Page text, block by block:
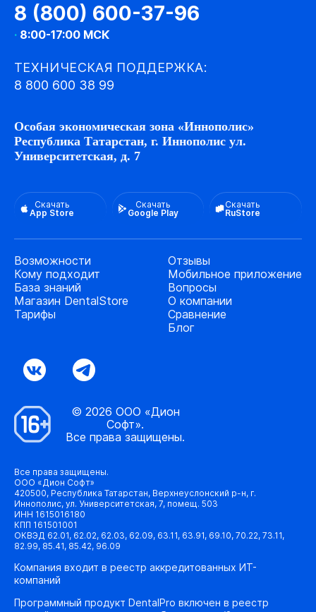
8 (800) 600-37-96
· 8:00-17:00 МСК
ТЕХНИЧЕСКАЯ ПОДДЕРЖКА:
8 800 600 38 99
Особая экономическая зона «Иннополис»
Республика Татарстан, г. Иннополис ул.
Университетская, д. 7
Скачать
App Store
Скачать
Google Play
Скачать
RuStore
Возможности
Кому подходит
База знаний
Магазин DentalStore
Тарифы
Отзывы
Мобильное приложение
Вопросы
О компании
Сравнение
Блог
© 2026 ООО «Дион
Софт».
Все права защищены.
Все права защищены.
ООО «Дион Софт»
420500, Республика Татарстан, Верхнеуслонский р-н, г.
Иннополис, ул. Университетская, 7, помещ. 503
ИНН 1615016180
КПП 161501001
ОКВЭД 62.01, 62.02, 62.03, 62.09, 63.11, 63.91, 69.10, 70.22, 73.11,
82.99, 85.41, 85.42, 96.09
Компания входит в реестр аккредитованных ИТ-
компаний
Программный продукт DentalPro включен в реестр